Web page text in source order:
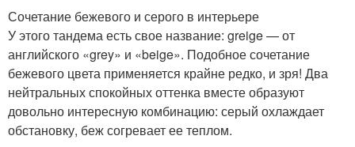
Сочетание бежевого и серого в интерьере
У этого тандема есть свое название: greige — от
английского «grey» и «beige». Подобное сочетание
бежевого цвета применяется крайне редко, и зря! Два
нейтральных спокойных оттенка вместе образуют
довольно интересную комбинацию: серый охлаждает
обстановку, беж согревает ее теплом.